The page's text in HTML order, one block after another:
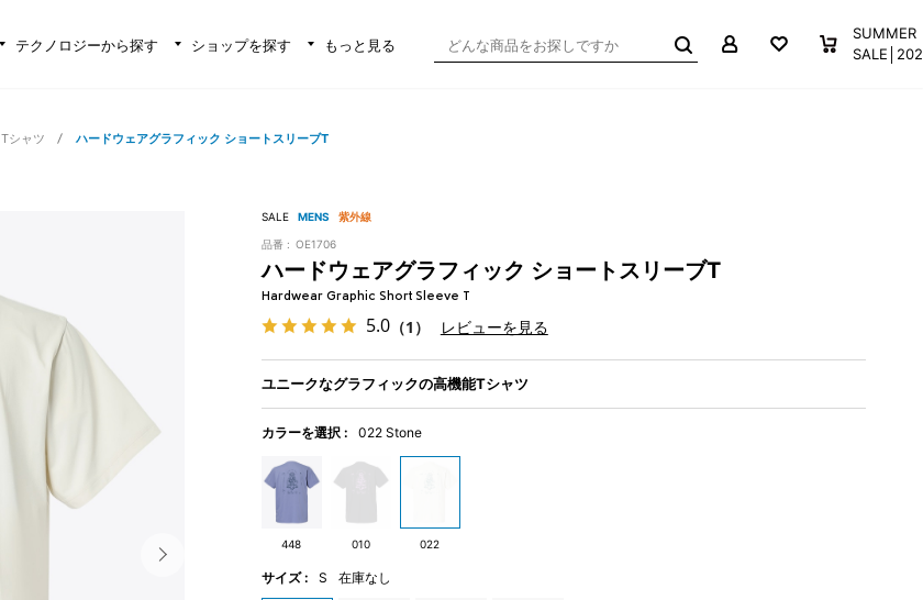
テクノロジーから探す ショップを探す もっと見る
お気に入り買い物か
SUMMER
Tシャツ ハードウェアグラフィック ショートスリーブT
SALE MENS 紫外線
品番 : OE1706
ハードウェアグラフィック ショートスリーブT
Hardwear Graphic Short Sleeve T
5.0（1） レビューを見る
ユニークなグラフィックの高機能Tシャツ
カラーを選択 : 022 Stone
448 010 022
サイズ : S 在庫なし